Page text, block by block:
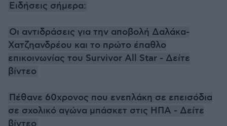
Ειδήσεις σήμερα:
Οι αντιδράσεις για την αποβολή Δαλάκα-
Χατζηανδρέου και το πρώτο έπαθλο
επικοινωνίας του Survivor All Star - Δείτε
βίντεο
Πέθανε 60χρονος που ενεπλάκη σε επεισόδια
σε σχολικό αγώνα μπάσκετ στις ΗΠΑ - Δείτε